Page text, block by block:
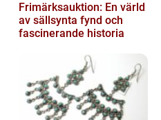
Frimärksauktion: En värld
av sällsynta fynd och
fascinerande historia